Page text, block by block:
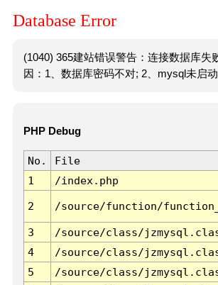
Database Error
(1040) 365建站错误警告：连接数据库失
因：1、数据库密码不对; 2、mysql未启动
PHP Debug
No. File
1
/index.php
2 /source/function/
3 /source/class/
4
/source/class/
5
/source/class/